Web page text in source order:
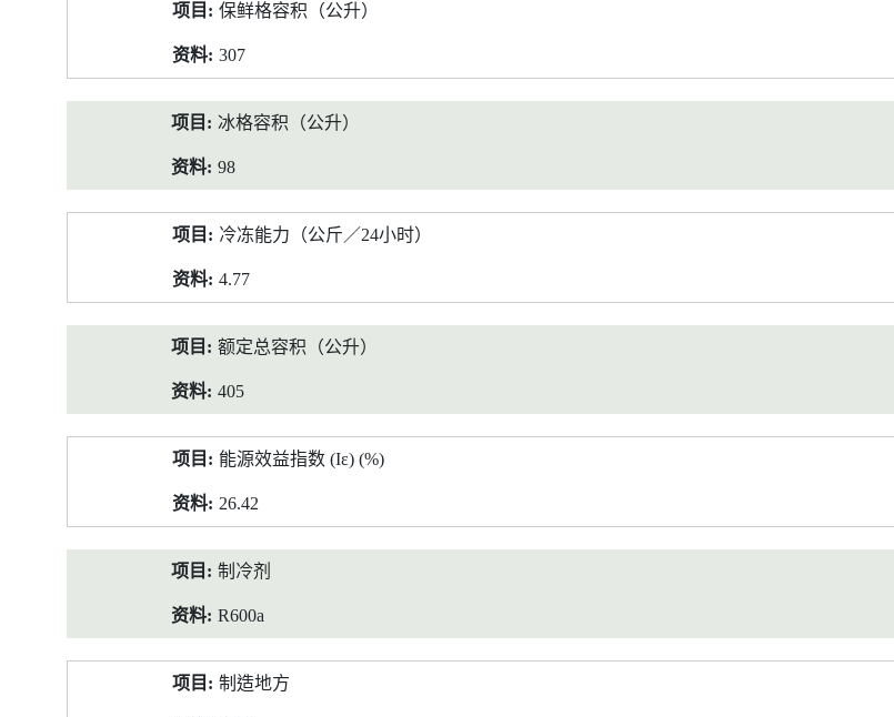
保鲜格容积（公升）
307
冰格容积（公升）
98
冷冻能力（公斤／24小时）
4.77
额定总容积（公升）
405
能源效益指数 (Iε) (%)
26.42
制冷剂
R600a
制造地方